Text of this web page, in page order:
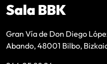
Sala BBK
Gran Vía de Don Diego
Abando, 48001 Bilbo,